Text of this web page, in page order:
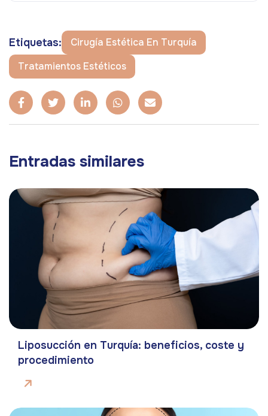
Etiquetas:
Cirugía Estética En Turquía
Tratamientos Estéticos
Entradas similares
Liposucción en Turquía: beneficios, coste y
procedimiento